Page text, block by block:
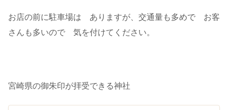
お店の前に駐車場は ありますが、交通量も多めで お客
さんも多いので 気を付けてください。
宮崎県の御朱印が拝受できる神社